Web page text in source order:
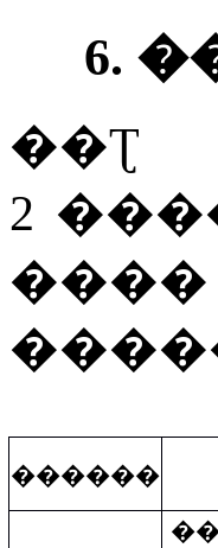
6.
��Ʈ
����
������